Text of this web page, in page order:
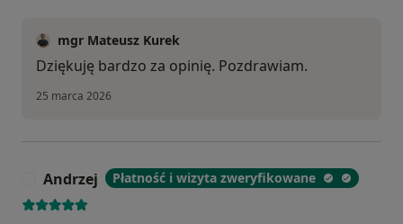
mgr Mateusz Kurek
Dziękuję bardzo za opinię. Pozdrawiam.
25 marca 2026
Andrzej Płatność i wizyta zweryfikowane